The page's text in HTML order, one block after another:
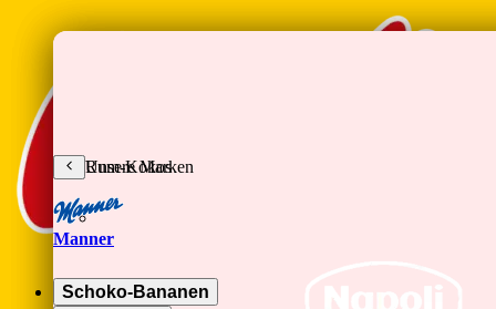
Zum Hauptinhalt springen
Schoko-Bananen
Schoko-Bananen
Rum-Kokos
Unsere Marken
Manner